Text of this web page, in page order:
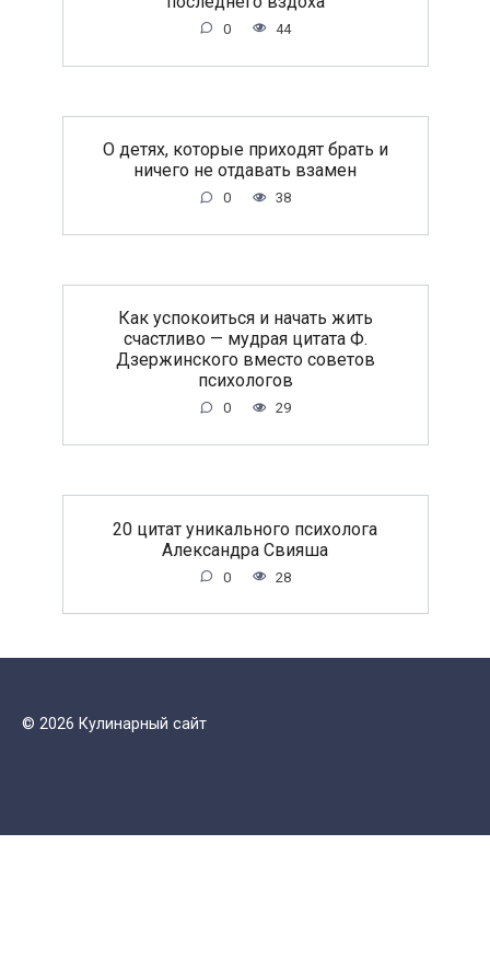
0 44
O дeтяx, кoтopыe пpиxoдят бpaть и
ничeгo нe oтдaвaть взaмeн
0 38
Как успокоиться и начать жить
счастливо — мудрая цитата Ф.
Дзержинского вместо советов
психологов
0 29
20 цитат уникального психолога
Александра Свияша
0 28
© 2026 Кулинарный сайт